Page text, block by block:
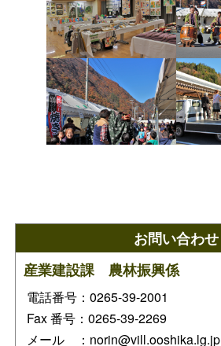
お問い合わせ
産業建設課 農林振興係
電話番号：0265-39-2001
Fax 番号：0265-39-2269
メール ：norin@vill.ooshika.lg.jp